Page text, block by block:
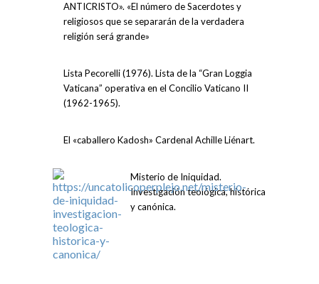
ANTICRISTO». «El número de Sacerdotes y
religiosos que se separarán de la verdadera
religión será grande»
Lista Pecorelli (1976). Lista de la “Gran Loggia
Vaticana” operativa en el Concilio Vaticano II
(1962-1965).
El «caballero Kadosh» Cardenal Achille Liénart.
Misterio de Iniquidad.
Investigación teológica, histórica
y canónica.